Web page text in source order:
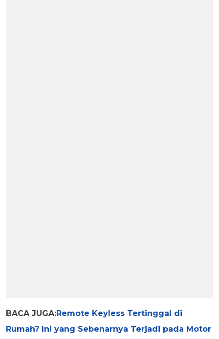
BACA JUGA:Remote Keyless Tertinggal di
Rumah? Ini yang Sebenarnya Terjadi pada Motor